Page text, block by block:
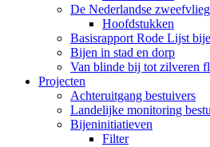
De Nederlandse
Hoofdstukken
Basisrapport Rode Lijst
Bijen in stad en dorp
Van blinde bij tot zilveren
Projecten
Achteruitgang bestuivers
Landelijke monitoring
Bijeninitiatieven
Filter